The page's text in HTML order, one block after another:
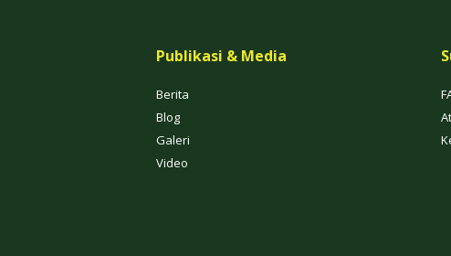
Publikasi & Media
Berita
Blog
Galeri
Video